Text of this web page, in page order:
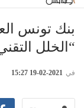
بنك تونس
“الخلل
في 2021-02-19 15:27